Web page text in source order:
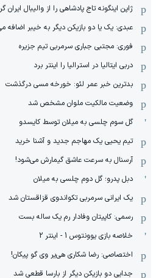
ژاپن اینگونه تاج پادشاهی را از والیبال ایران
عبدی: یک یا دو بازیکن دیگر به خیبر اضافه
فوری: مجتبی جباری سرمربی تیم جزیره
دربی ایتالیا در استرالیا را اینتر برد
بدترین خبر عمر لئو: خورخه مسی درگذشت
وضعیت مالکیت ملوان مشخص شد
گل سوم چلسی به میلان توسط کایسدو
تیم یحیی یک مهاجم جدید و آشنا خرید
آرسنال به سرعت عاشق گیمارش می‌شود!
دبل پدرو؛ گل دوم چلسی به میلان
یک ایرانی سرمربی تکواندوی قزاقستان شد
رسمی: کاپیتان وفادار رم یک ساله بست
خلاصه بازی یوونتوس 1 - اینتر 2
اختصاصی: رضا شکاری هی‌یر وی‌ گو پیکان!
جدایی دو بازیکن دیگر از بارسا قطعی شد